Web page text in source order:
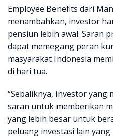
Employee Benefits dari
menambahkan, investor
pensiun lebih awal. Saran
dapat memegang peran
masyarakat Indonesia
di hari tua.
“Sebaliknya, investor yang
saran untuk memberikan
yang lebih besar untuk
peluang investasi lain